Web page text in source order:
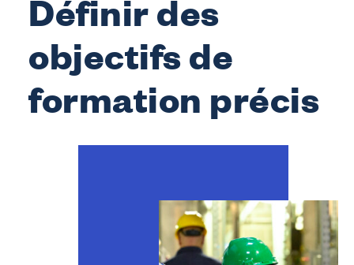
Définir des
objectifs de
formation précis